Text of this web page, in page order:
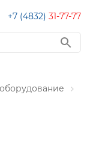
+7 (4832) 31-77-77